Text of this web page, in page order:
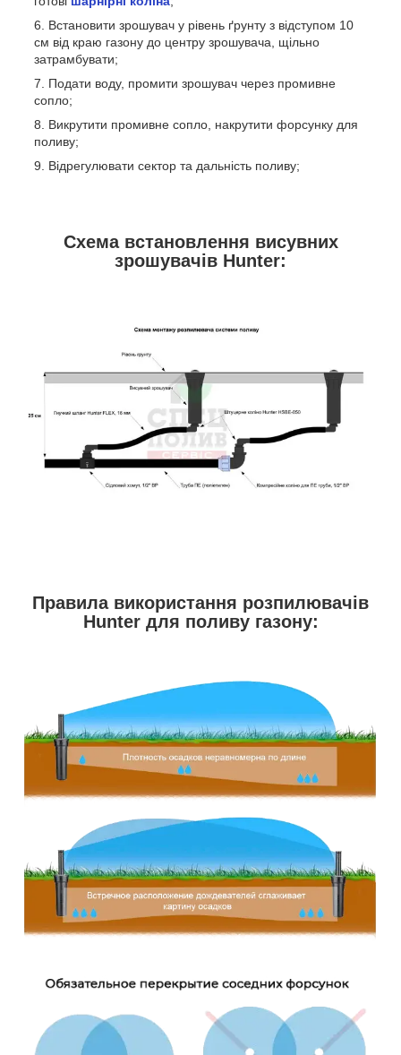
Встановити зрошувач у рівень ґрунту з відступом 10
см від краю газону до центру зрошувача, щільно
затрамбувати;
Подати воду, промити зрошувач через промивне
сопло;
Викрутити промивне сопло, накрутити форсунку для
поливу;
Відрегулювати сектор та дальність поливу;
Схема встановлення висувних
зрошувачів Hunter:
Правила використання розпилювачів
Hunter для поливу газону: